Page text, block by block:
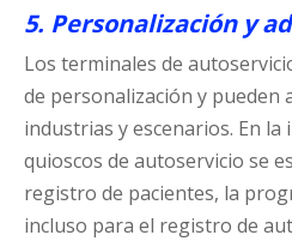
5. Personalización y
Los terminales de
de personalización y pueden
industrias y escenarios. En la
quioscos de autoservicio se
registro de pacientes, la
incluso para el registro de